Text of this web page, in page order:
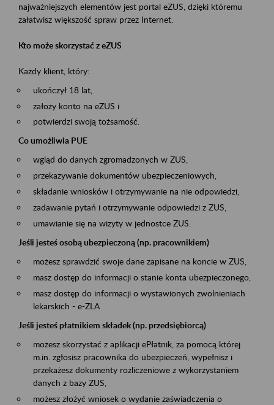
najważniejszych elementów jest portal eZUS, dzięki któremu
załatwisz większość spraw przez Internet.
Kto może skorzystać z eZUS
Każdy klient, który:
ukończył 18 lat,
założy konto na eZUS i
potwierdzi swoją tożsamość.
Co umożliwia PUE
wgląd do danych zgromadzonych w ZUS,
przekazywanie dokumentów ubezpieczeniowych,
składanie wniosków i otrzymywanie na nie odpowiedzi,
zadawanie pytań i otrzymywanie odpowiedzi z ZUS,
umawianie się na wizyty w jednostce ZUS.
Jeśli jesteś osobą ubezpieczoną (np. pracownikiem)
możesz sprawdzić swoje dane zapisane na koncie w ZUS,
masz dostęp do informacji o stanie konta ubezpieczonego,
masz dostęp do informacji o wystawionych zwolnieniach
lekarskich - e-ZLA
Jeśli jesteś płatnikiem składek (np. przedsiębiorcą)
możesz skorzystać z aplikacji ePłatnik, za pomocą której
m.in. zgłosisz pracownika do ubezpieczeń, wypełnisz i
przekażesz dokumenty rozliczeniowe z wykorzystaniem
danych z bazy ZUS,
możesz złożyć wniosek o wydanie zaświadczenia o